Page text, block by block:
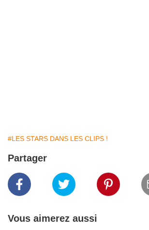
#LES STARS DANS LES CLIPS !
Partager
Vous aimerez aussi